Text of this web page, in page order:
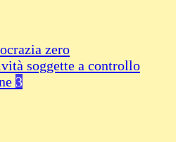
zero
soggette a controllo
3